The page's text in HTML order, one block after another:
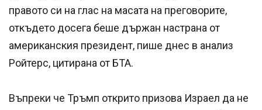
правото си на глас на масата на преговорите,
откъдето досега беше държан настрана от
американския президент, пише днес в анализ
Ройтерс, цитирана от БТА.
Въпреки че Тръмп открито призова Израел да не